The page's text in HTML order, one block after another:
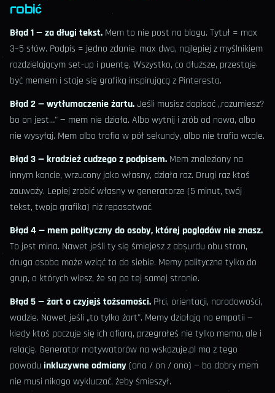
robić
Błąd 1 — za długi tekst. Mem to nie post na blogu. Tytuł = max
3–5 słów. Podpis = jedno zdanie, max dwa, najlepiej z myślnikiem
rozdzielającym set-up i puentę. Wszystko, co dłuższe, przestaje
być memem i staje się grafiką inspirującą z Pinteresta.
Błąd 2 — wytłumaczenie żartu.Jeśli musisz dopisać „rozumiesz?
bo on jest…" — mem nie działa. Albo wytnij i zrób od nowa, albo
nie wysyłaj. Mem albo trafia w pół sekundy, albo nie trafia wcale.
Błąd 3 — kradzież cudzego z podpisem. Mem znaleziony na
innym koncie, wrzucony jako własny, działa raz. Drugi raz ktoś
zauważy. Lepiej zrobić własny w generatorze (5 minut, twój
tekst, twoja grafika) niż reposotwać.
Błąd 4 — mem polityczny do osoby, której poglądów nie znasz.
To jest mina. Nawet jeśli ty się śmiejesz z absurdu obu stron,
druga osoba może wziąć to do siebie. Memy polityczne tylko do
grup, o których wiesz, że są po tej samej stronie.
Błąd 5 — żart o czyjejś tożsamości. Płci, orientacji, narodowości,
wadzie. Nawet jeśli „to tylko żart". Memy działają na empatii —
kiedy ktoś poczuje się ich ofiarą, przegrałeś nie tylko mema, ale i
relację. Generator motywatorów na wskazuje.pl ma z tego
powodu inkluzywne odmiany (ona / on / ono) — bo dobry mem
nie musi nikogo wykluczać, żeby śmieszył.